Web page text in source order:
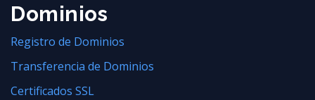
Dominios
Registro de Dominios
Transferencia de Dominios
Certificados SSL